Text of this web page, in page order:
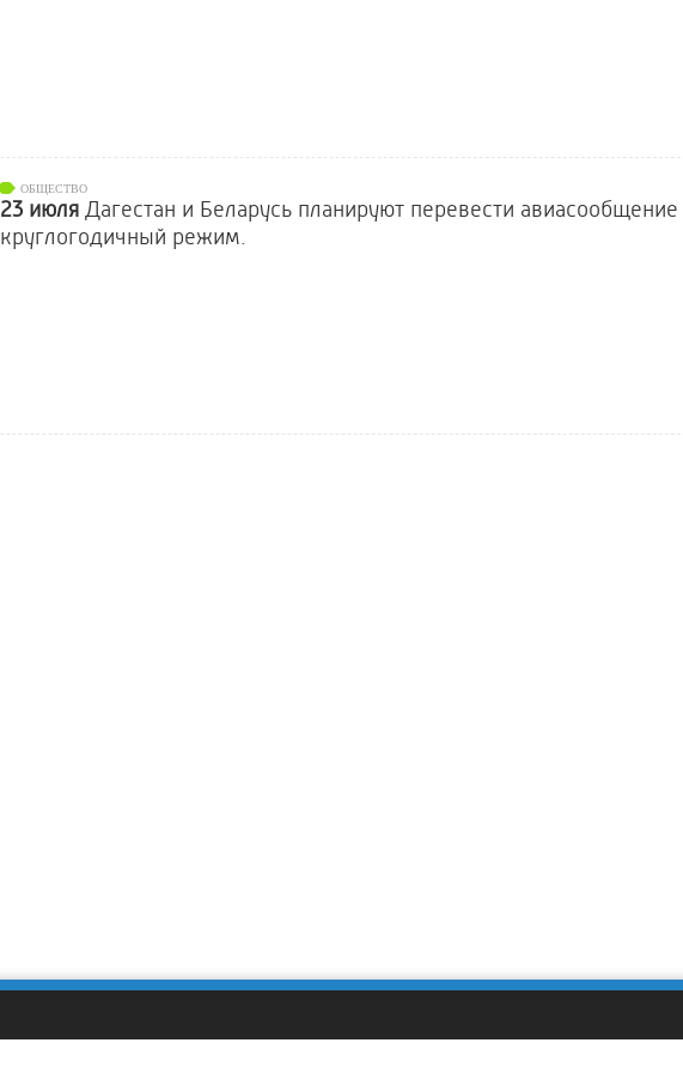
ОБЩЕСТВО
23 июля Дагестан и Беларусь планируют перевести авиасообщение
круглогодичный режим.